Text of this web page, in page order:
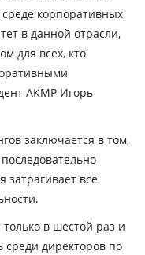
корпоративных
в данной отрасли,
для всех, кто
АКМР Игорь
заключается в том,
затрагивает все
в шестой раз и
среди директоров по